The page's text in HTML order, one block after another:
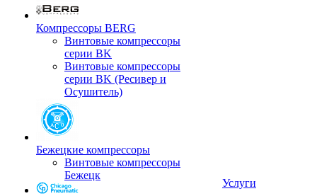
Компрессоры BERG
Винтовые компрессоры
серии BK
Винтовые компрессоры
серии BK (Ресивер и
Осушитель)
Бежецкие компрессоры
Винтовые компрессоры
Бежецк
Услуги